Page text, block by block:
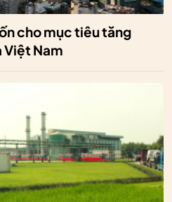
cho mục tiêu tăng
Việt Nam